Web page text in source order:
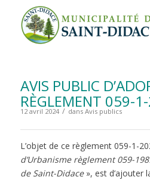
AVIS PUBLIC
RÈGLEMENT 059-
12 avril 2024 / dans Avis publics
L’objet de ce règlement 059-1-
d’Urbanisme règlement 059-
de Saint-Didace », est d’ajouter